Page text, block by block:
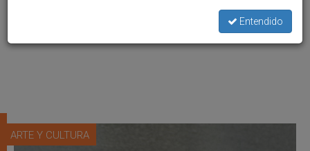
ARTE Y CULTURA
Entendido